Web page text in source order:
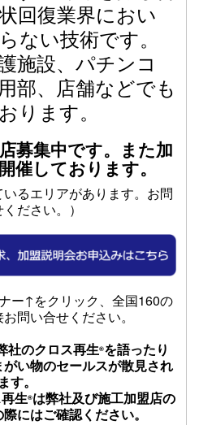
回復業界におい
ない技術です。
施設、パチンコ
部、店舗などでも
ります。
募集中です。また加
催しております。
いるエリアがあります。お問
ださい。）
ー↑をクリック、全国160の
問い合せください。
社のクロス再生®を語ったり
がい物のセールスが散見され
ます。
生®は弊社及び施工加盟店の
にはご確認ください。